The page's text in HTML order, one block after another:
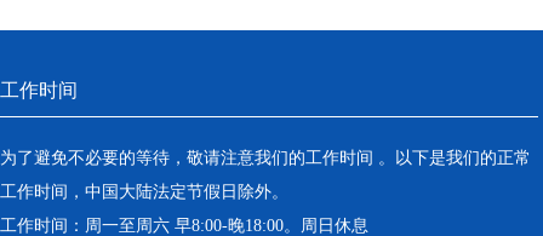
工作时间
为了避免不必要的等待，敬请注意我们的工作时间 。以下是我们的正常
工作时间，中国大陆法定节假日除外。
工作时间：周一至周六 早8:00-晚18:00。周日休息